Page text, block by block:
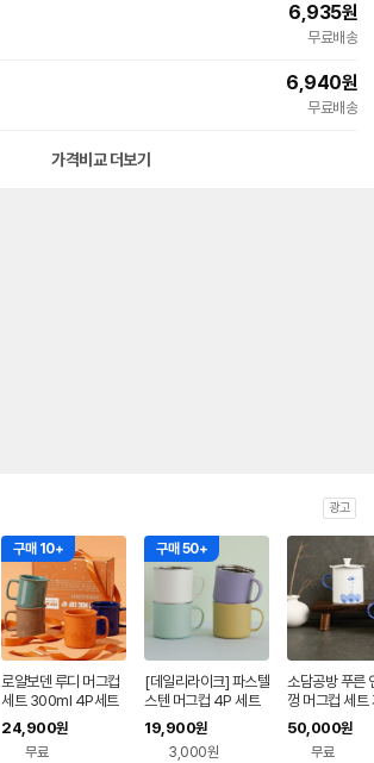
6,935원
무료배송
6,940원
무료배송
가격비교 더보기
광고
구매 10+
로얄보덴 루디 머그컵
세트 300ml 4P세트
(오렌지+블루+그린
+카멜)
24,900원
무료
구매 50+
[데일리라이크] 파스텔
스텐 머그컵 4P 세트
19,900원
3,000원
소담공방 푸른
껑 머그컵 세트
자기 핸드메이
50,000원
무료